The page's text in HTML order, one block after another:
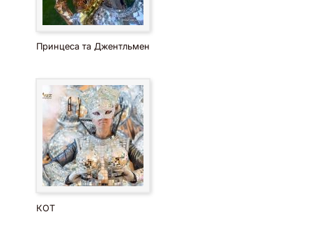
Принцеса та Джентльмен
КОТ